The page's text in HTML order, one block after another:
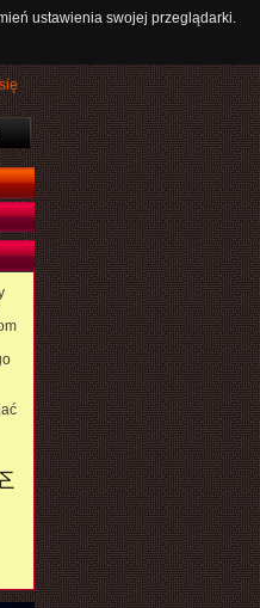
ustawienia swojej przeglądarki.